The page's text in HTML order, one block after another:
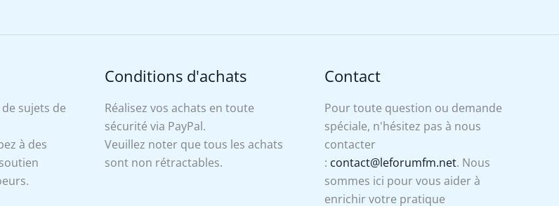
sujets de
à des
Conditions d'achats
Réalisez vos achats en toute
sécurité via PayPal.
Veuillez noter que tous les achats
sont non rétractables.
Contact
Pour toute question ou demande
spéciale, n'hésitez pas à nous
contacter
: contact@leforumfm.net. Nous
sommes ici pour vous aider à
enrichir votre pratique